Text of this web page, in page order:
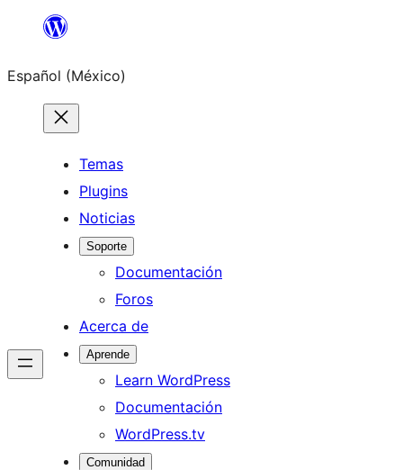
Saltar
contenido
Español (México)
Temas
Plugins
Noticias
Soporte
Documentación
Foros
Acerca de
Aprende
Learn WordPress
Documentación
WordPress.tv
Comunidad